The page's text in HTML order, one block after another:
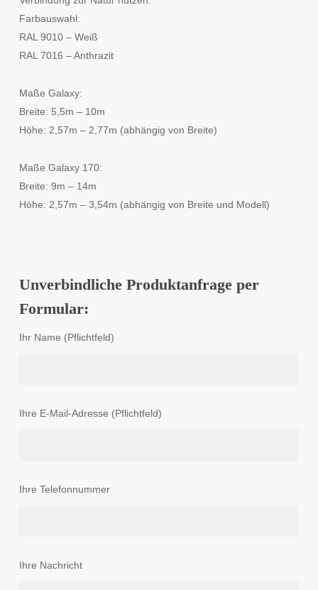
Farbauswahl:
RAL 9010 – Weiß
RAL 7016 – Anthrazit
Maße Galaxy:
Breite: 5,5m – 10m
Höhe: 2,57m – 2,77m (abhängig von Breite)
Maße Galaxy 170:
Breite: 9m – 14m
Höhe: 2,57m – 3,54m (abhängig von Breite und Modell)
Unverbindliche Produktanfrage per
Formular:
Ihr Name (Pflichtfeld)
Ihre E-Mail-Adresse (Pflichtfeld)
Ihre Telefonnummer
Ihre Nachricht